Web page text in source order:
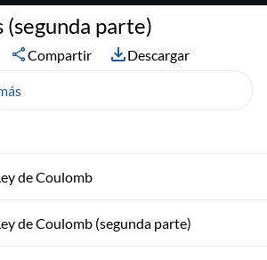
de Coulomb
de Coulomb (segunda parte)
(segunda parte)
Compartir Descargar